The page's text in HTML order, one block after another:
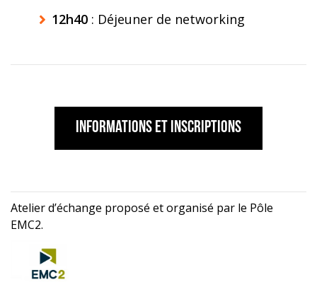
12h40 : Déjeuner de networking
Informations et inscriptions
Atelier d’échange proposé et organisé par le Pôle
EMC2.